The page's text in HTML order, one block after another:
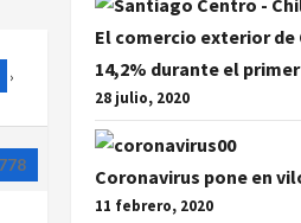
›
El comercio exterior de
14,2% durante el
28 julio, 2020
Coronavirus pone en
11 febrero, 2020